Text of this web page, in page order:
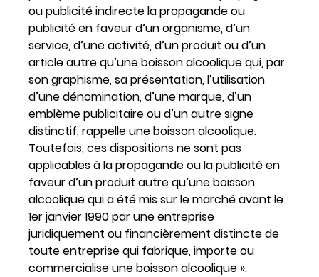
ou publicité indirecte la propagande ou
publicité en faveur d’un organisme, d’un
service, d’une activité, d’un produit ou d’un
article autre qu’une boisson alcoolique qui, par
son graphisme, sa présentation, l’utilisation
d’une dénomination, d’une marque, d’un
emblème publicitaire ou d’un autre signe
distinctif, rappelle une boisson alcoolique.
Toutefois, ces dispositions ne sont pas
applicables à la propagande ou la publicité en
faveur d’un produit autre qu’une boisson
alcoolique qui a été mis sur le marché avant le
1er janvier 1990 par une entreprise
juridiquement ou financièrement distincte de
toute entreprise qui fabrique, importe ou
commercialise une boisson alcoolique ».